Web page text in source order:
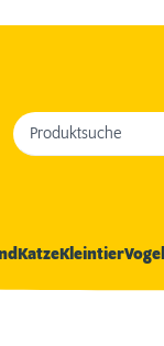
Produktsuche
KatzeKleintierVogel